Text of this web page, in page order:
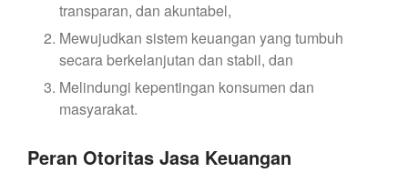
transparan, dan akuntabel,
Mewujudkan sistem keuangan yang tumbuh
secara berkelanjutan dan stabil, dan
Melindungi kepentingan konsumen dan
masyarakat.
Peran Otoritas Jasa Keuangan